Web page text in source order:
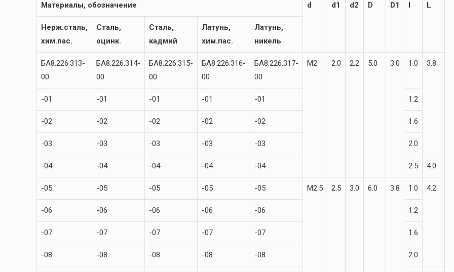
Материалы, обозначение d d1 d2 D D1 l L
Нерж.сталь,
хим.пас.
Сталь,
оцинк.
Сталь,
кадмий
Латунь,
хим.пас.
Латунь,
никель
БА8.226.313-
00
БА8.226.314-
00
БА8.226.315-
00
БА8.226.316-
00
БА8.226.317-
00
М2 2.0 2.2 5.0 3.0 1.0 3.8
-01 -01 -01 -01 -01 1.2
-02 -02 -02 -02 -02 1.6
-03 -03 -03 -03 -03 2.0
-04 -04 -04 -04 -04 2.5 4.0
-05 -05 -05 -05 -05 М2.5 2.5 3.0 6.0 3.8 1.0 4.2
-06 -06 -06 -06 -06 1.2
-07 -07 -07 -07 -07 1.6
-08 -08 -08 -08 -08 2.0